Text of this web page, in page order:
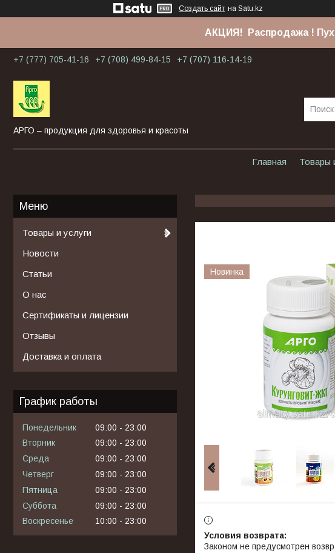
Создать сайт на Satu.kz
АКЦИЯ! Распродажа !
+7 (777) 705-41-16 +7 (708) 499-84-15 +7 (707) 116-14-19
АРГО – продукция для здоровья и красоты
Главная Товары
Новинка
Законом не предусмотрен
Товары и услуги
Новости
Статьи
О нас
Сертификаты и лицензии
Отзывы
Доставка и оплата
График работы
Понедельник 09:00
23:00
Вторник
09:00
23:00
Среда
09:00
23:00
Четверг
09:00
23:00
Пятница
09:00
23:00
Суббота
09:00
23:00
Воскресенье
10:00 23:00